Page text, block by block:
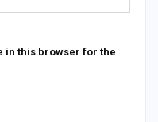
in this browser for the